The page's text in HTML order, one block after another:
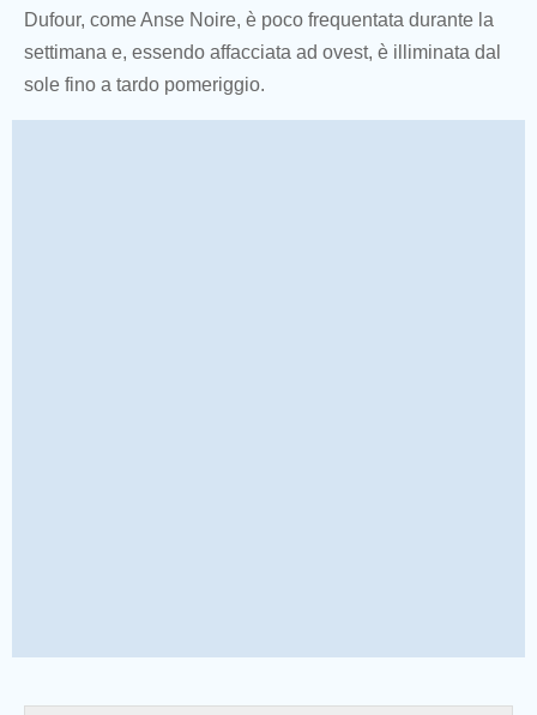
Dufour, come Anse Noire, è poco frequentata durante la
settimana e, essendo affacciata ad ovest, è illiminata dal
sole fino a tardo pomeriggio.